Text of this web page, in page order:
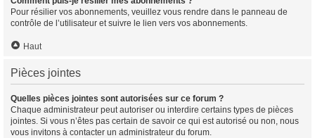
Pour résilier vos abonnements, veuillez vous rendre dans le panneau de
contrôle de l’utilisateur et suivre le lien vers vos abonnements.
Haut
Pièces jointes
Quelles pièces jointes sont autorisées sur ce forum ?
Chaque administrateur peut autoriser ou interdire certains types de pièces
jointes. Si vous n’êtes pas certain de savoir ce qui est autorisé ou non, nous
vous invitons à contacter un administrateur du forum.